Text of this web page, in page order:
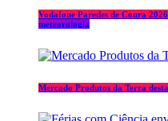
Vodafone Paredes de Coura
meteorologia
Mercado Produtos da Terra